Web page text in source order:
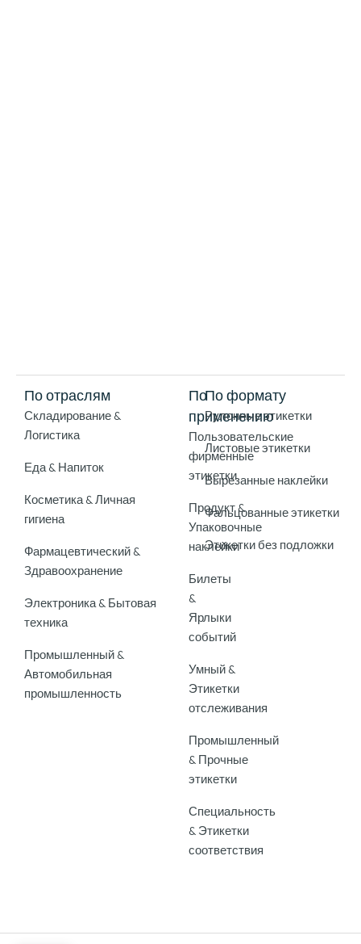
По отраслям
Складирование &
Логистика
Еда & Напиток
Косметика & Личная
гигиена
Фармацевтический &
Здравоохранение
Электроника & Бытовая
техника
Промышленный &
Автомобильная
промышленность
По
применению
Пользовательские
фирменные
этикетки
Продукт &
Упаковочные
наклейки
Билеты
&
Ярлыки
событий
Умный &
Этикетки
отслеживания
Промышленный
& Прочные
этикетки
Специальность
& Этикетки
соответствия
По формату
Рулонные этикетки
Листовые этикетки
Вырезанные наклейки
Фальцованные этикетки
Этикетки без подложки